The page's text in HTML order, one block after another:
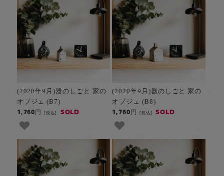
(2020年9月)器のしごと 家の
オブジェ (B7)
1,760円[税込] SOLD
(2020年9月)器のしごと 家の
オブジェ (B8)
1,760円 [税込] SOLD